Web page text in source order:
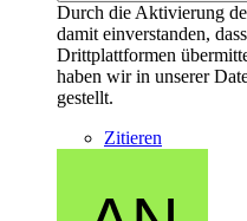
Durch die Aktivierung
damit einverstanden,
Drittplattformen
haben wir in unserer
gestellt.
Zitieren